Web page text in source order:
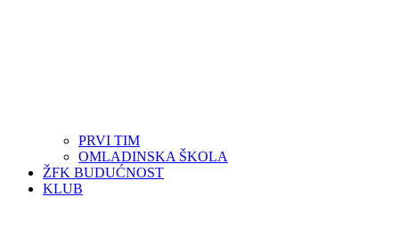
PRVI TIM
OMLADINSKA ŠKOLA
ŽFK BUDUĆNOST
KLUB